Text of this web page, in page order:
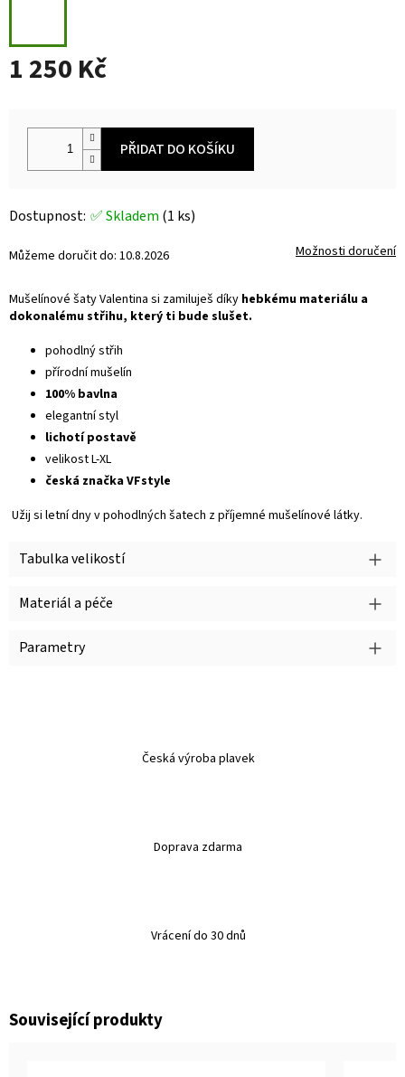
1 250 Kč
✅ Skladem (1 ks)
Můžeme doručit do: 10.8.2026 Možnosti doručení
PŘIDAT DO KOŠÍKU
Tabulka velikostí
Materiál a péče
Parametry
Česká výroba plavek
Doprava zdarma
Vrácení do 30 dnů
Mušelínové šaty Valentina si zamiluješ díky hebkému materiálu a
dokonalému střihu, který ti bude slušet.
pohodlný střih
přírodní mušelín
100% bavlna
elegantní styl
lichotí postavě
velikost L-XL
česká značka VFstyle
Užij si letní dny v pohodlných šatech z příjemné mušelínové látky.
Související produkty